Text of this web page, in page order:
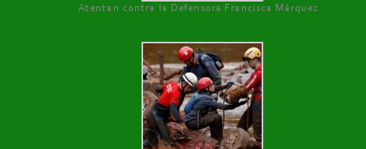
Atentan contra la Defensora Francisca Márquez